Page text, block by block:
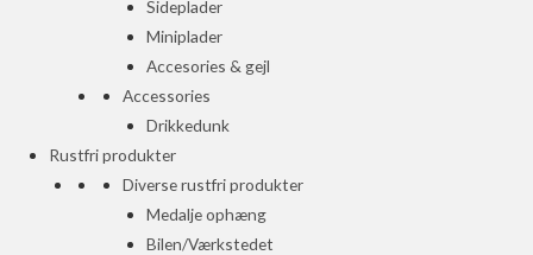
Sideplader
Miniplader
Accesories & gejl
Accessories
Drikkedunk
Rustfri produkter
Diverse rustfri produkter
Medalje ophæng
Bilen/Værkstedet